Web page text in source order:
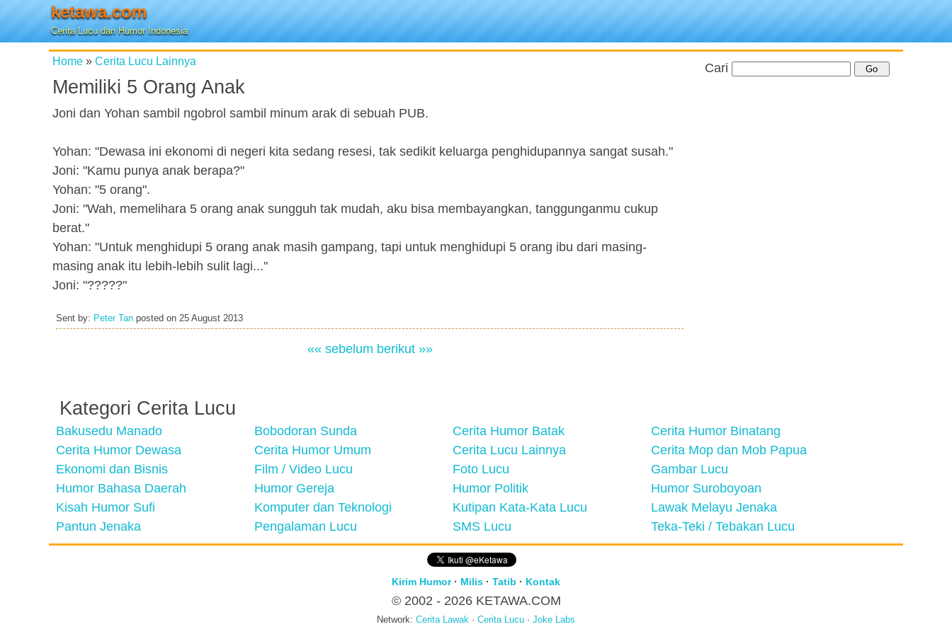
ketawa.com
Cerita Lucu dan Humor Indonesia
Home » Cerita Lucu Lainnya
Memiliki 5 Orang Anak
Joni dan Yohan sambil ngobrol sambil minum arak di sebuah PUB.
Yohan: "Dewasa ini ekonomi di negeri kita sedang resesi, tak sedikit keluarga penghidupannya sangat susah."
Joni: "Kamu punya anak berapa?"
Yohan: "5 orang".
Joni: "Wah, memelihara 5 orang anak sungguh tak mudah, aku bisa membayangkan, tanggunganmu cukup
berat."
Yohan: "Untuk menghidupi 5 orang anak masih gampang, tapi untuk menghidupi 5 orang ibu dari masing-
masing anak itu lebih-lebih sulit lagi..."
Joni: "?????"
Sent by: Peter Tan posted on 25 August 2013
«« sebelum berikut »»
Cari
Kategori Cerita Lucu
Bakusedu Manado Bobodoran Sunda Cerita Humor Batak
Cerita Humor Binatang
Cerita Humor Dewasa
Cerita Humor Umum Cerita Lucu Lainnya
Cerita Mop dan Mob Papua
Ekonomi dan Bisnis
Film / Video Lucu Foto Lucu
Gambar Lucu
Humor Bahasa Daerah
Humor Gereja Humor Politik
Humor Suroboyoan
Kisah Humor Sufi
Komputer dan Teknologi Kutipan Kata-Kata Lucu
Lawak Melayu Jenaka
Pantun Jenaka
Pengalaman Lucu SMS Lucu Teka-Teki / Tebakan Lucu
Kirim Humor· Milis · Tatib · Kontak
© 2002 - 2026 KETAWA.COM
Network: Cerita Lawak · Cerita Lucu · Joke Labs